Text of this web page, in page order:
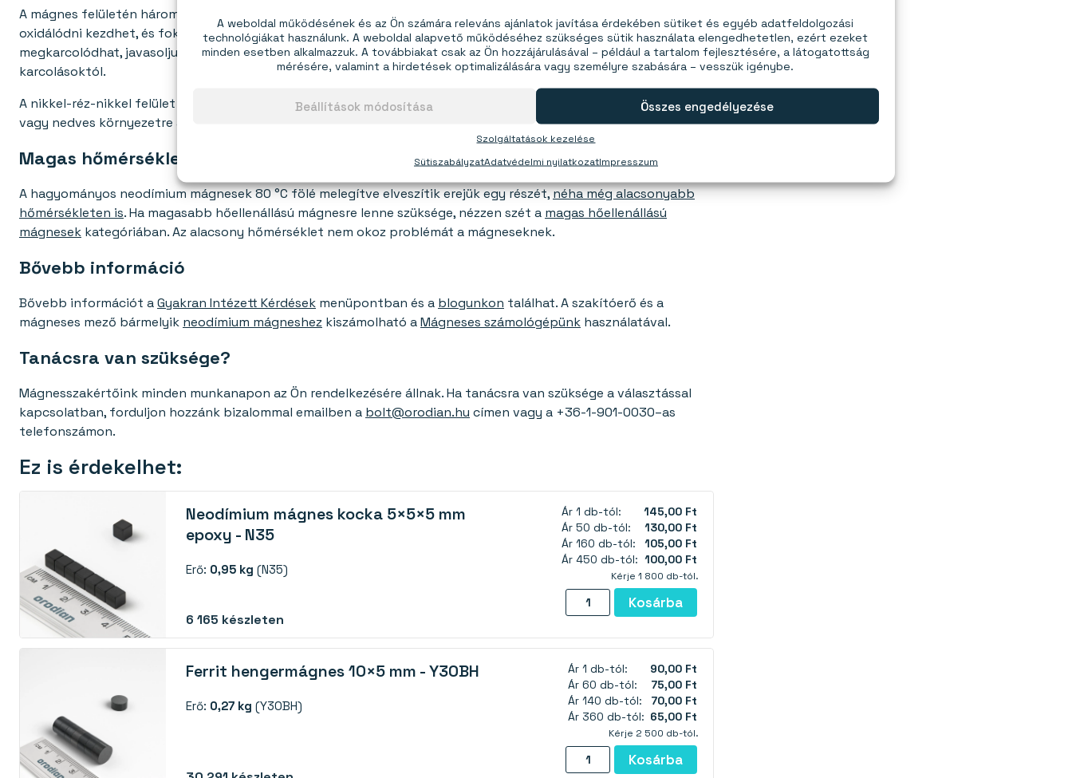
A weboldal működésének és az Ön számára releváns ajánlatok javítása érdekében sütiket és egyéb adatfeldolgozási
technológiákat használunk. A weboldal alapvető működéséhez szükséges sütik használata elengedhetetlen, ezért ezeket
minden esetben alkalmazzuk. A továbbiakat csak az Ön hozzájárulásával – például a tartalom fejlesztésére, a látogatottság
mérésére, valamint a hirdetések optimalizálására vagy személyre szabására – vesszük igénybe.
Szolgáltatások kezelése
Összes engedélyezése
Beállítások módosítása
SütiszabályzatAdatvédelmi nyilatkozatImpresszum
A mágnes felületén három védőréteg található: nikkel, réz és ismét nikkel. A felületkezelés sérülése után a mágnes
oxidálódni kezdhet, és fokozatosan veszíthet erejéből. Ha a mágnes ütésnek van kitéve vagy erősen
megkarcolódhat, javasoljuk, hogy használjapot mágneseinket. Az acéltok megvédi a mágnest az ütésektől és
karcolásoktól.
A nikkel-réz-nikkel felület nem áll ellen a nedvességnek, így nem alkalmas kültéri használatra. Kültéri használatra
vagy nedves környezetre ajánljuk a
Magas hőmérséklet
A hagyományos neodímium mágnesek 80 °C fölé melegítve elveszítik erejük egy részét,néha még alacsonyabb
hőmérsékleten is. Ha magasabb hőellenállású mágnesre lenne szüksége, nézzen szét a magas hőellenállású
mágnesek kategóriában. Az alacsony hőmérséklet nem okoz problémát a mágneseknek.
Bővebb információ
Bővebb információt aGyakran Intézett Kérdések menüpontban és a blogunkon találhat. A szakítóerő és a
mágneses mező bármelyik neodímium mágneshez kiszámolható aMágneses számológépünk használatával.
Tanácsra van szüksége?
Mágnesszakértőink minden munkanapon az Ön rendelkezésére állnak. Ha tanácsra van szüksége a választással
kapcsolatban, forduljon hozzánk bizalommal emailben a bolt@orodian.hu címen vagy a +36-1-901-0030–as
telefonszámon.
Ez is érdekelhet:
Neodímium mágnes kocka 5×5×5 mm
epoxy - N35
Erő: 0,95 kg (N35)
6 165 készleten
Ár 1 db-tól:
145,00 Ft
Ár 50 db-tól:
130,00 Ft
Ár 160 db-tól:
105,00 Ft
Ár 450 db-tól: 100,00 Ft
Kérje 1 800 db-tól.
Neodímium
mágnes
kocka
5×5×5
mm
epoxy
-
mennyiség
Kosárba
Ferrit hengermágnes 10×5 mm - Y30BH
Erő: 0,27 kg (Y30BH)
Ár 1 db-tól:
90,00 Ft
Ár 60 db-tól:
75,00 Ft
Ár 140 db-tól:
70,00 Ft
Ár 360 db-tól: 65,00 Ft
Kérje 2 500 db-tól.
Ferrit
hengermágnes
Kosárba